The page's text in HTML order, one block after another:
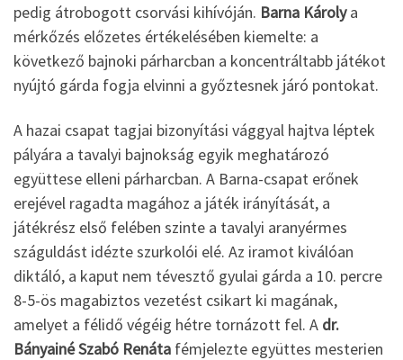
pedig átrobogott csorvási kihívóján. Barna Károlya
mérkőzés előzetes értékelésében kiemelte: a
következő bajnoki párharcban a koncentráltabb játékot
nyújtó gárda fogja elvinni a győztesnek járó pontokat.
A hazai csapat tagjai bizonyítási vággyal hajtva léptek
pályára a tavalyi bajnokság egyik meghatározó
együttese elleni párharcban. A Barna-csapat erőnek
erejével ragadta magához a játék irányítását, a
játékrész első felében szinte a tavalyi aranyérmes
száguldást idézte szurkolói elé. Az iramot kiválóan
diktáló, a kaput nem tévesztő gyulai gárda a 10. percre
8-5-ös magabiztos vezetést csikart ki magának,
amelyet a félidő végéig hétre tornázott fel. A dr.
Bányainé Szabó Renáta fémjelezte együttes mesterien